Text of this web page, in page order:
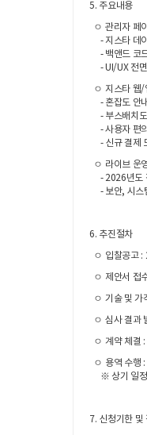
5. 주요내용
ㅇ 관리자 페
- 지스타 데
- 백앤드 코
- UI/UX 전
ㅇ 지스타 웹/
- 혼잡도 안
- 부스배치도
- 사용자 편
- 신규 결제
ㅇ 라이브 운
- 2026년도
- 보안, 시스
6. 추진절차
ㅇ 입찰공고
ㅇ 제안서 접
ㅇ 기술 및 가
ㅇ 심사 결과
ㅇ 계약 체결
ㅇ 용역 수행
※ 상기 일정
7. 신청기한 및